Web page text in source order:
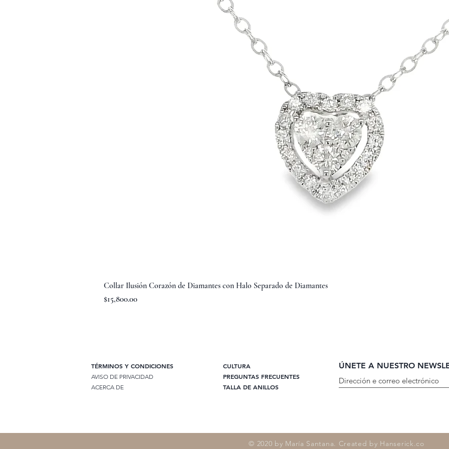
Vista rápida
Collar Ilusión Corazón de Diamantes con Halo Separado de Diamantes
Precio
$15,800.00
TÉRMINOS Y CONDICIONES
AVISO DE PRIVACIDAD
ACERCA DE
CULTURA
PREGUNTAS FRECUENTES
TALLA DE ANILLOS
ÚNETE A NUESTRO
© 2020 by María Santana. Created by Hanserick.co